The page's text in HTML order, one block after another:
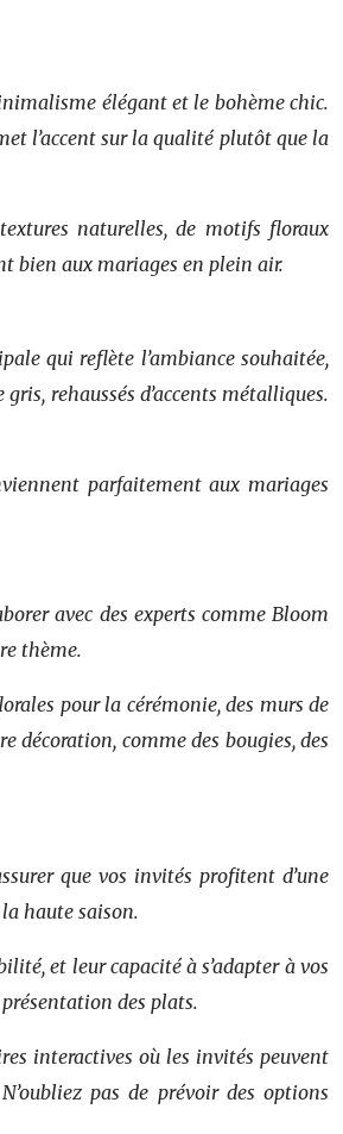
élégant et le bohème chic.
l’accent sur la qualité plutôt que la
naturelles, de motifs floraux
bien aux mariages en plein air.
qui reflète l’ambiance souhaitée,
rehaussés d’accents métalliques.
parfaitement aux mariages
avec des experts comme Bloom
thème.
pour la cérémonie, des murs de
décoration, comme des bougies, des
que vos invités profitent d’une
haute saison.
et leur capacité à s’adapter à vos
des plats.
interactives où les invités peuvent
pas de prévoir des options